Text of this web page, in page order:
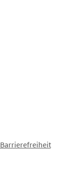
Barrierefreiheit